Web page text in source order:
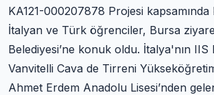
KA121-000207878 Projesi
İtalyan ve Türk öğrenciler, Bursa
Belediyesi’ne konuk oldu. İtalya'nın IIS
Vanvitelli Cava de Tirreni
Ahmet Erdem Anadolu Lisesi’nden